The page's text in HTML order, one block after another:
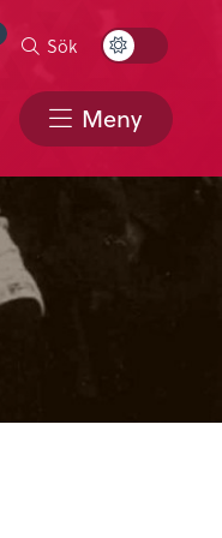
Sök
Toggle
Color
Scheme
Meny